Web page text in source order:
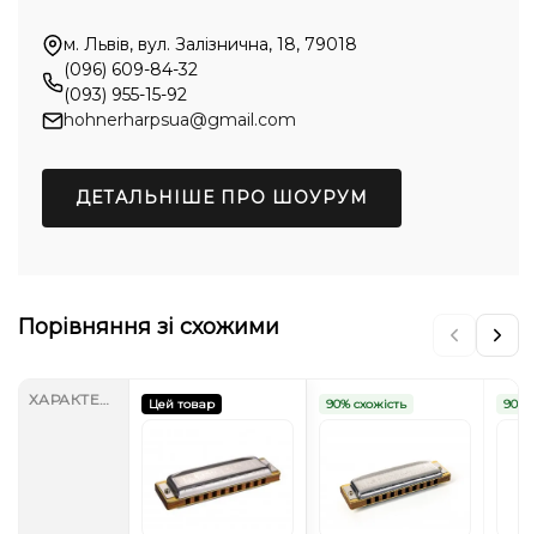
м. Львів, вул. Залізнична, 18, 79018
(096) 609-84-32
(093) 955-15-92
hohnerharpsua@gmail.com
ДЕТАЛЬНІШЕ ПРО ШОУРУМ
Порівняння зі схожими
ХАРАКТЕРИСТИКИ Цей товар 90% схожість 90%